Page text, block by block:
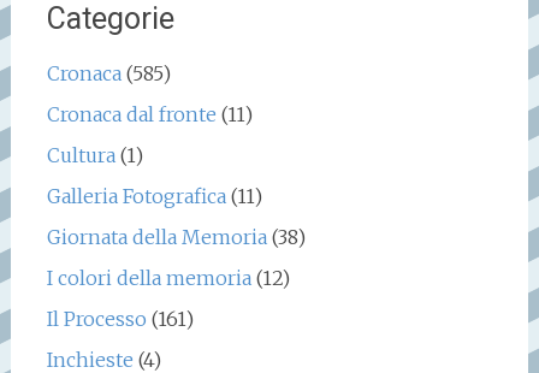
Categorie
Cronaca(585)
Cronaca dal fronte (11)
Cultura(1)
Galleria Fotografica(11)
Giornata della Memoria(38)
I colori della memoria(12)
Il Processo (161)
Inchieste (4)